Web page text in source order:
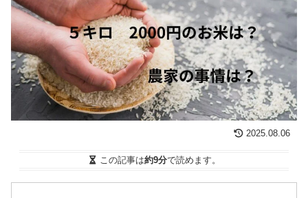
2025.08.06
この記事は約9分で読めます。